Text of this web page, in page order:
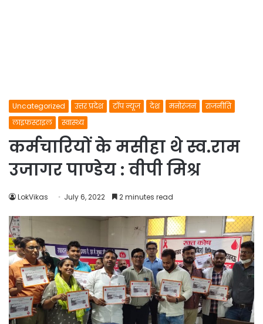
Uncategorized उत्तर प्रदेश टॉप न्यूज देश मनोरंजन
राजनीति
लाइफस्टाइल
स्वास्थ्य
कर्मचारियों के मसीहा थे स्व.राम
उजागर पाण्डेय : वीपी मिश्र
LokVikas July 6, 2022 2 minutes read